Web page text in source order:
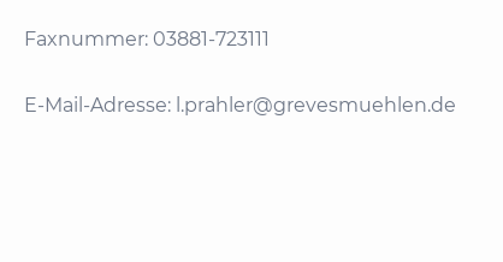
Faxnummer: 03881-723111
E-Mail-Adresse: l.prahler@grevesmuehlen.de